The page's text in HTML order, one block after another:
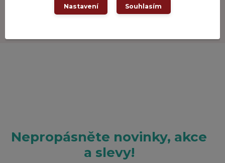
Zboží kontrolujeme!
Nepropásněte novinky, akce
a slevy!
Nastavení Souhlasím